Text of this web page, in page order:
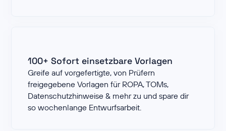
100+ Sofort einsetzbare Vorlagen
Greife auf vorgefertigte, von Prüfern
freigegebene Vorlagen für ROPA, TOMs,
Datenschutzhinweise & mehr zu und spare dir
so wochenlange Entwurfsarbeit.